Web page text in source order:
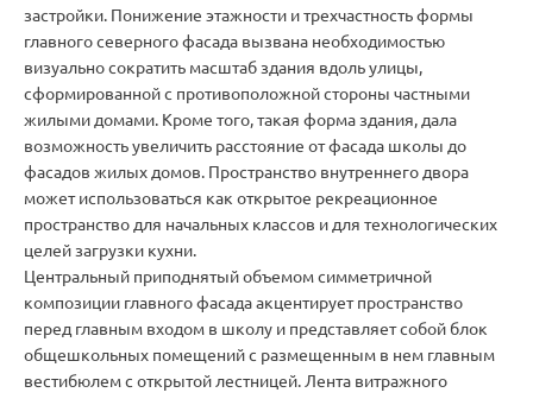
застройки. Понижение этажности и трехчастность формы
главного северного фасада вызвана необходимостью
визуально сократить масштаб здания вдоль улицы,
сформированной с противоположной стороны частными
жилыми домами. Кроме того, такая форма здания, дала
возможность увеличить расстояние от фасада школы до
фасадов жилых домов. Пространство внутреннего двора
может использоваться как открытое рекреационное
пространство для начальных классов и для технологических
целей загрузки кухни.
Центральный приподнятый объемом симметричной
композиции главного фасада акцентирует пространство
перед главным входом в школу и представляет собой блок
общешкольных помещений с размещенным в нем главным
вестибюлем с открытой лестницей. Лента витражного